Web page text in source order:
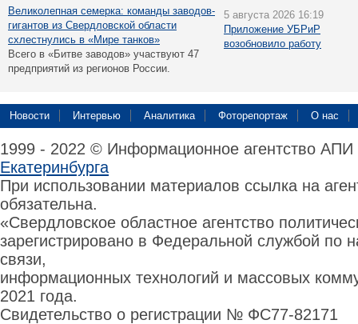
Великолепная семерка: команды заводов-
гигантов из Свердловской области
схлестнулись в «Мире танков»
Всего в «Битве заводов» участвуют 47
предприятий из регионов России.
5 августа 2026 16:19
Приложение УБРиР
возобновило работу
Новости Интервью Аналитика Фоторепортаж О нас
1999 - 2022 © Информационное агентство
Екатеринбурга
При использовании материалов ссылка на
обязательна.
«Свердловское областное агентство
зарегистрировано в Федеральной службой по
связи,
информационных технологий и массовых
2021 года.
Свидетельство о регистрации № ФС77-82171